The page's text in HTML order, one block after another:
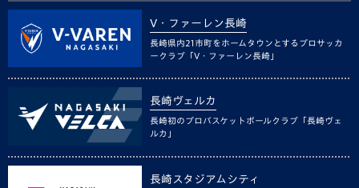
V・ファーレン長崎
長崎県内21市町をホームタウンとするプロサッカ
ークラブ「V・ファーレン長崎」
長崎ヴェルカ
長崎初のプロバスケットボールクラブ「長崎ヴェ
ルカ」
長崎スタジアムシティ